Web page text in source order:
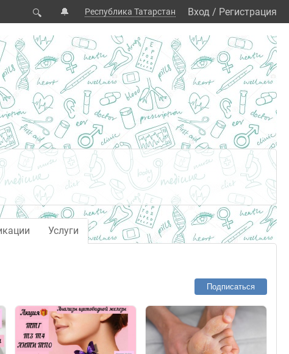
🔍 🔔 Республика Татарстан Вход / Регистрация
Услуги
Подписаться